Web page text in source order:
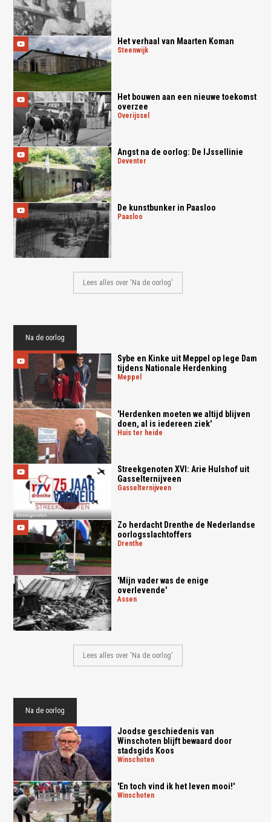
Het verhaal van Maarten Koman
steenwijk
Het bouwen aan een nieuwe toekomst
overzee
overijssel
Angst na de oorlog: De IJssellinie
deventer
De kunstbunker in Paasloo
paasloo
Lees alles over 'Na de oorlog'
Na de oorlog
Sybe en Kinke uit Meppel op lege Dam
tijdens Nationale Herdenking
meppel
'Herdenken moeten we altijd blijven
doen, al is iedereen ziek'
huis ter heide
Streekgenoten XVI: Arie Hulshof uit
Gasselternijveen
gasselternijveen
Zo herdacht Drenthe de Nederlandse
oorlogsslachtoffers
drenthe
'Mijn vader was de enige
overlevende'
assen
Lees alles over 'Na de oorlog'
Na de oorlog
Joodse geschiedenis van
Winschoten blijft bewaard door
stadsgids Koos
winschoten
'En toch vind ik het leven mooi!'
winschoten